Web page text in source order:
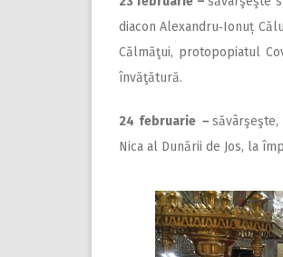
diacon Alexandru‑Ionuț
Călmăţui, protopopiatul
învăţătură.
24 februarie –
Nica al Dunării de Jos, la